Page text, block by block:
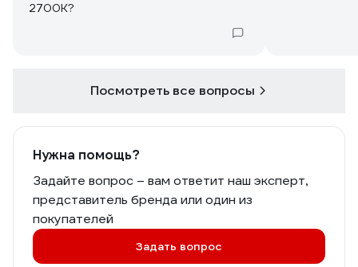
2700К?
Посмотреть все вопросы
Нужна помощь?
Задайте вопрос – вам ответит наш эксперт,
представитель бренда или один из
покупателей
Задать вопрос